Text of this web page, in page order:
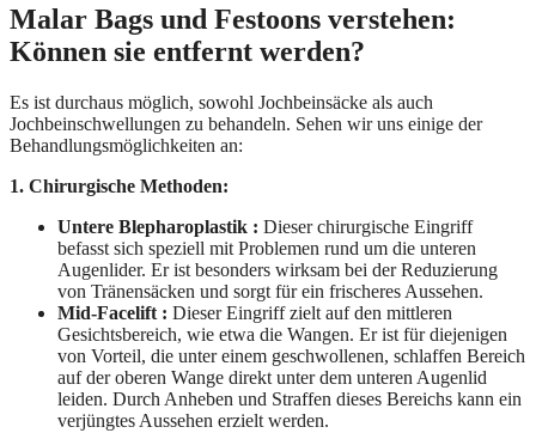
Malar Bags und Festoons verstehen:
Können sie entfernt werden?
Es ist durchaus möglich, sowohl Jochbeinsäcke als auch
Jochbeinschwellungen zu behandeln. Sehen wir uns einige der
Behandlungsmöglichkeiten an:
1. Chirurgische Methoden:
Untere Blepharoplastik : Dieser chirurgische Eingriff
befasst sich speziell mit Problemen rund um die unteren
Augenlider. Er ist besonders wirksam bei der Reduzierung
von Tränensäcken und sorgt für ein frischeres Aussehen.
Mid-Facelift : Dieser Eingriff zielt auf den mittleren
Gesichtsbereich, wie etwa die Wangen. Er ist für diejenigen
von Vorteil, die unter einem geschwollenen, schlaffen Bereich
auf der oberen Wange direkt unter dem unteren Augenlid
leiden. Durch Anheben und Straffen dieses Bereichs kann ein
verjüngtes Aussehen erzielt werden.